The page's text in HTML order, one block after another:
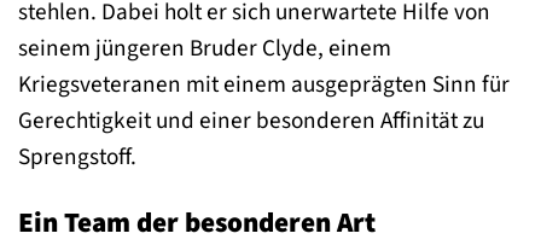
stehlen. Dabei holt er sich unerwartete Hilfe von
seinem jüngeren Bruder Clyde, einem
Kriegsveteranen mit einem ausgeprägten Sinn für
Gerechtigkeit und einer besonderen Affinität zu
Sprengstoff.
Ein Team der besonderen Art